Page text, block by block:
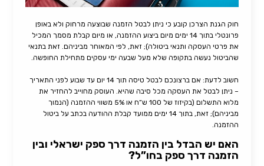
חוק הגנת הצרכן קובע כי ניתן לבטל הזמנה שבוצעה מרחוק ולא באופן
פרונטלי בתוך 14 ימים מיום ביצוע ההזמנה, או מיום קבלת מסמך המכיל
את פרטי העסקה ותנאי ביטולה); זאת, לפי המאוחר מביניהם. זאת בתנאי
שהביטול נעשה בתקופה שלא מעל שבעה ימי עסקים מתחילת החופשה.
חשוב לדעת: אם ברצונכם לבטל טיסה תוך 14 יום עד שבוע לפני התאריך
– ניתן לבטל את העסקה מכל סיבה שהיא. העוסק מחוייב להחזיר את
מלוא התשלום (בקיזוז של 100 ש”ח או 5% משווי ההזמנה (הנמוך
מביניהם); זאת, בתוך 14 ימים ממועד קבלת ההודעה בכתב על ביטול
ההזמנה.
האם יש הבדל בין הזמנה דרך ספק ישראלי ובין
הזמנה דרך ספק בחו”ל?